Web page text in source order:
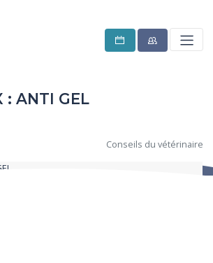
: ANTI GEL
Conseils du vétérinaire